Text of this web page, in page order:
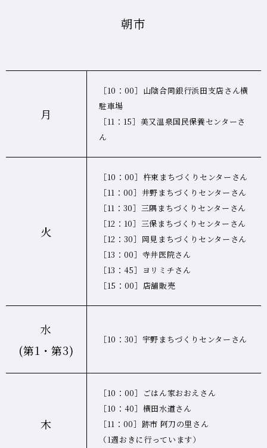
朝市
月
［10：00］山陰合同銀行浜田支店さん横
駐車場
［11：15］美又温泉国民保養センターさ
ん
火
［10：00］杵束まちづくりセンターさん
［11：00］井野まちづくりセンターさん
［11：30］三隅まちづくりセンターさん
［12：10］三保まちづくりセンターさん
［12：30］岡見まちづくりセンターさん
［13：00］寺井医院さん
［13：45］ヨリミチさん
［15：00］店舗販売
水
(第1・第3)
［10：30］宇野まちづくりセンターさん
木
［10：00］ごはん家おおえさん
［10：40］横田水道さん
［11：00］跡市 阿刀の里さん
（1週おきに行っています）